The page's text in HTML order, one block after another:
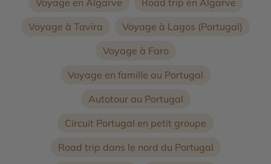
Voyage à Tavira
Voyage à Lagos (Portugal)
Voyage à Faro
Voyage en famille au Portugal
Autotour au Portugal
Circuit Portugal en petit groupe
Road trip dans le nord du Portugal